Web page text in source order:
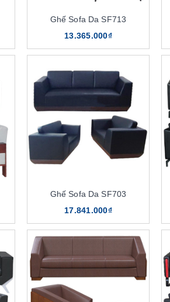
Ghế Sofa Da SF713
13.365.000₫
Ghế Sofa Da SF703
17.841.000₫